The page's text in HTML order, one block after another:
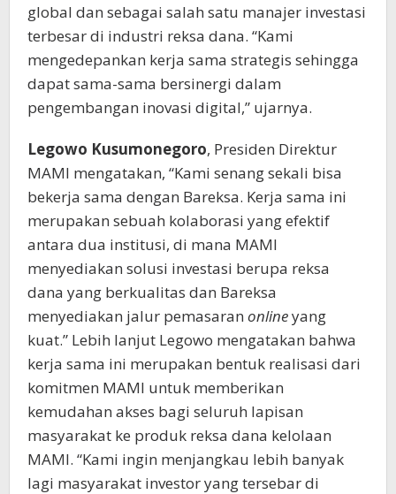
global dan sebagai salah satu manajer investasi
terbesar di industri reksa dana. “Kami
mengedepankan kerja sama strategis sehingga
dapat sama-sama bersinergi dalam
pengembangan inovasi digital,” ujarnya.
Legowo Kusumonegoro, Presiden Direktur
MAMI mengatakan, “Kami senang sekali bisa
bekerja sama dengan Bareksa. Kerja sama ini
merupakan sebuah kolaborasi yang efektif
antara dua institusi, di mana MAMI
menyediakan solusi investasi berupa reksa
dana yang berkualitas dan Bareksa
menyediakan jalur pemasaran onlineyang
kuat.” Lebih lanjut Legowo mengatakan bahwa
kerja sama ini merupakan bentuk realisasi dari
komitmen MAMI untuk memberikan
kemudahan akses bagi seluruh lapisan
masyarakat ke produk reksa dana kelolaan
MAMI. “Kami ingin menjangkau lebih banyak
lagi masyarakat investor yang tersebar di